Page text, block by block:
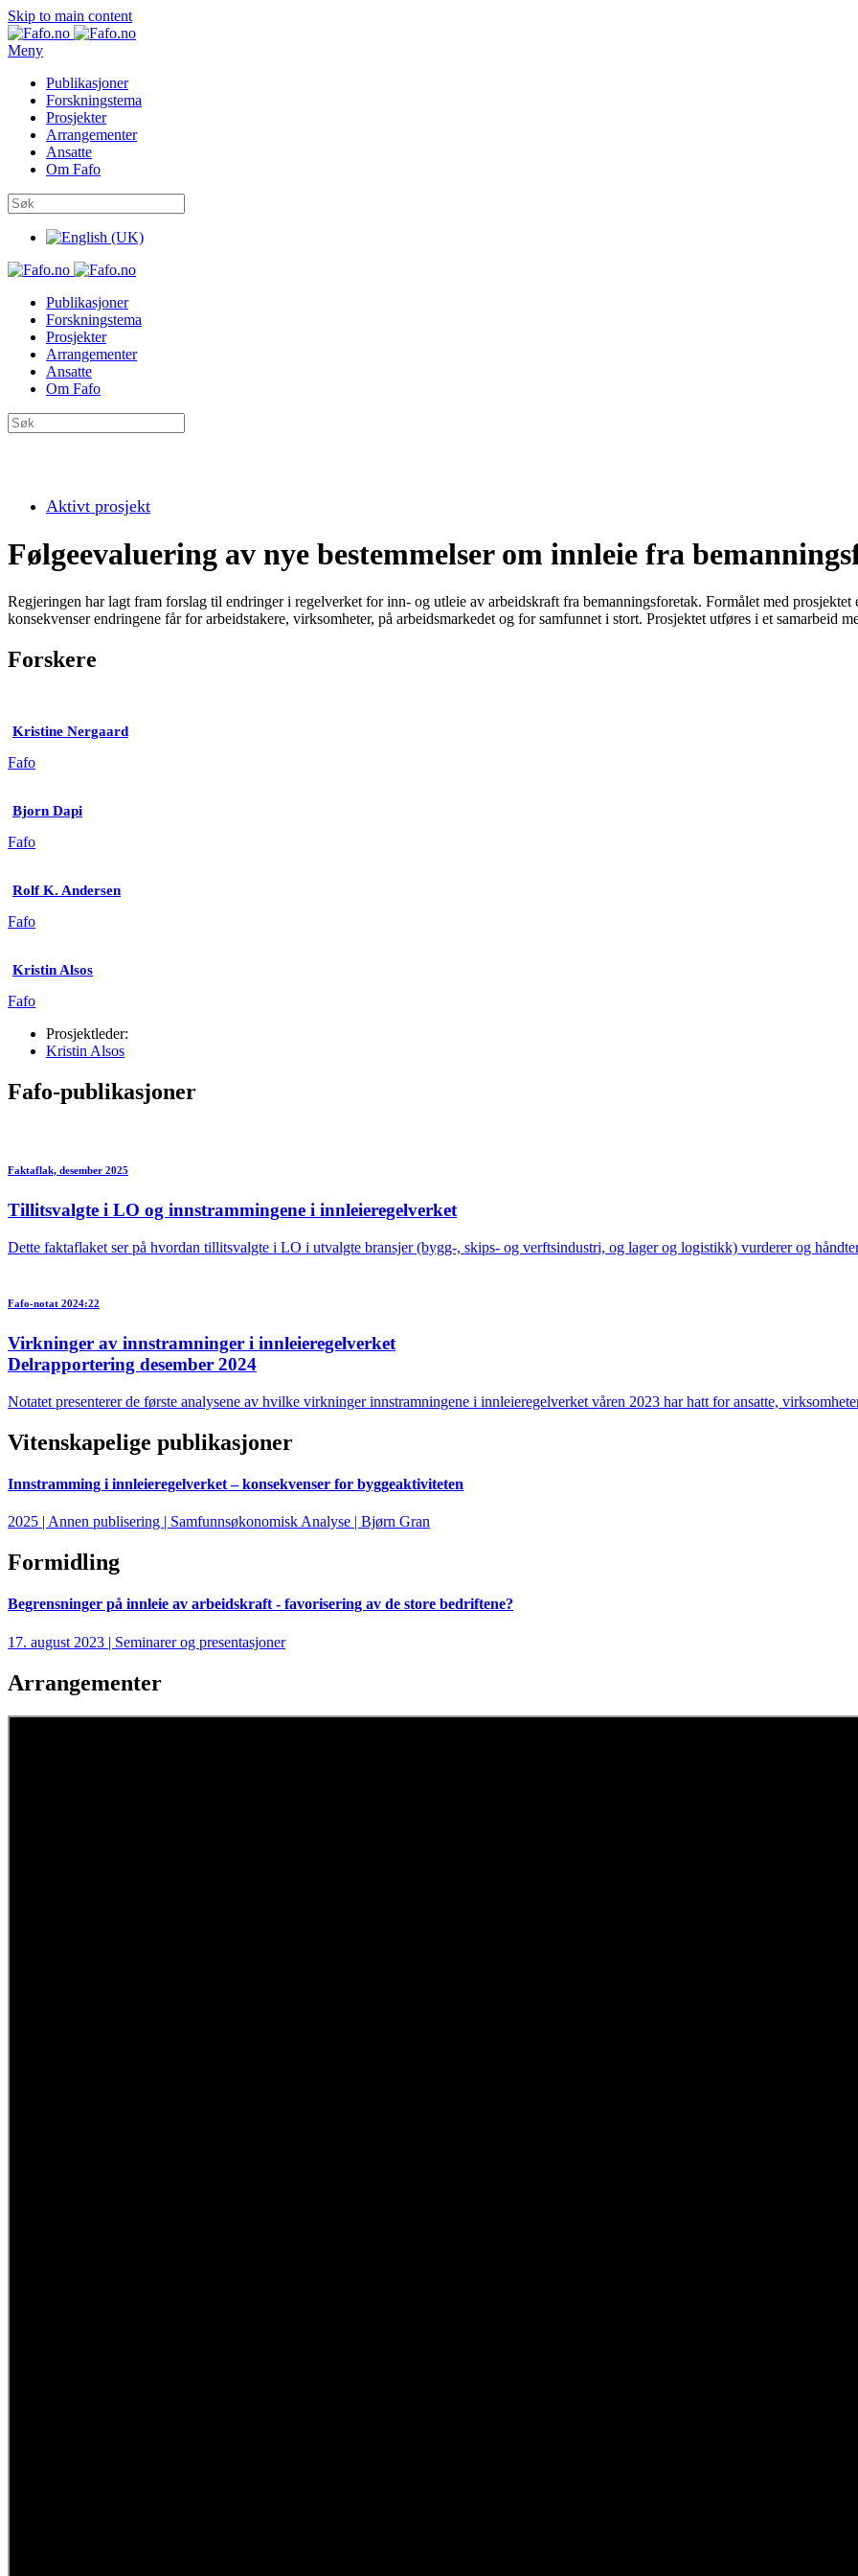
Skip to main content
Meny
Publikasjoner
Forskningstema
Prosjekter
Arrangementer
Ansatte
Om Fafo
Publikasjoner
Forskningstema
Prosjekter
Arrangementer
Ansatte
Om Fafo
Aktivt prosjekt
Følgeevaluering av nye bestemmelser om innleie fra
Regjeringen har lagt fram forslag til endringer i regelverket for inn- og utleie av arbeidskraft fra bemanningsforetak. Formålet med
konsekvenser endringene får for arbeidstakere, virksomheter, på arbeidsmarkedet og for samfunnet i stort. Prosjektet utføres i et samarbeid
Forskere
Kristine Nergaard
Fafo
Bjorn Dapi
Fafo
Rolf K. Andersen
Fafo
Kristin Alsos
Fafo
Prosjektleder:
Kristin Alsos
Fafo-publikasjoner
Faktaflak, desember 2025
Tillitsvalgte i LO og innstrammingene i innleieregelverket
Dette faktaflaket ser på hvordan tillitsvalgte i LO i utvalgte bransjer (bygg-, skips- og verftsindustri, og lager og logistikk) vurderer og
Fafo-notat 2024:22
Virkninger av innstramninger i innleieregelverket
Delrapportering desember 2024
Notatet presenterer de første analysene av hvilke virkninger innstramningene i innleieregelverket våren 2023 har hatt for ansatte,
Vitenskapelige publikasjoner
Innstramming i innleieregelverket – konsekvenser for byggeaktiviteten
2025 | Annen publisering | Samfunnsøkonomisk Analyse | Bjørn Gran
Formidling
Begrensninger på innleie av arbeidskraft - favorisering av de store bedriftene?
17. august 2023 | Seminarer og presentasjoner
Arrangementer